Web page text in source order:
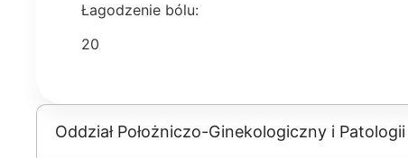
Łagodzenie bólu:
20
Oddział Położniczo-Ginekologiczny i